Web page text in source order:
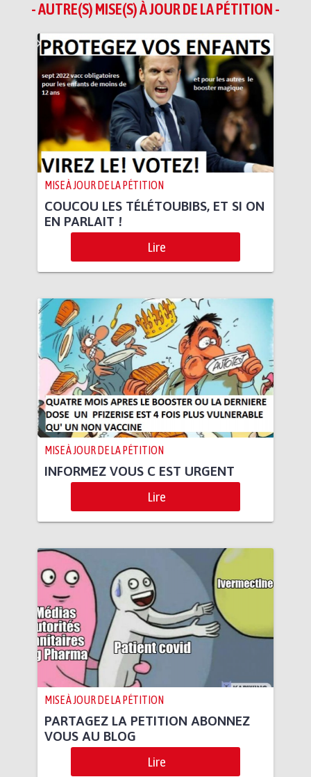
- AUTRE(S) MISE(S) À JOUR DE LA PÉTITION -
MISE À JOUR DE LA PÉTITION
COUCOU LES TÉLÉTOUBIBS, ET SI ON
EN PARLAIT !
Lire
MISE À JOUR DE LA PÉTITION
INFORMEZ VOUS C EST URGENT
Lire
MISE À JOUR DE LA PÉTITION
PARTAGEZ LA PETITION ABONNEZ
VOUS AU BLOG
Lire